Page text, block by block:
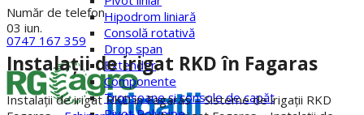
Număr de telefon
0747 167 359
Hipodrom liniară
Consolă rotativă
Drop span
Extender
Componente
Tronsoane şi console de capăt
03 iun.
Instalaţii de irigat RKD în Fagaras
Instalaţii de irigat RKD in Fagaras – Sisteme de irigații RKD